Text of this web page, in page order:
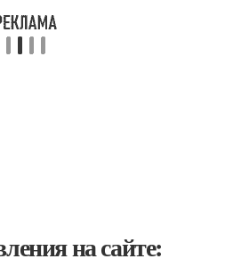
на сайте: